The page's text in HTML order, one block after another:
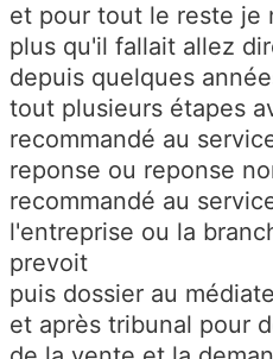
et pour tout le reste je
plus qu'il fallait allez
depuis quelques
tout plusieurs étapes
recommandé au
reponse ou reponse
recommandé au
l'entreprise ou la
prevoit
puis dossier au
et après tribunal pour